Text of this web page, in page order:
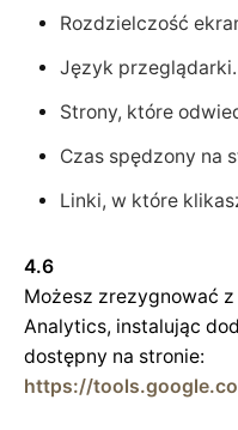
Rozdzielczość
Język przeglądarki.
Strony, które
Czas spędzony na
Linki, w które
4.6
Możesz zrezygnować
Analytics, instalując
dostępny na stronie:
https://